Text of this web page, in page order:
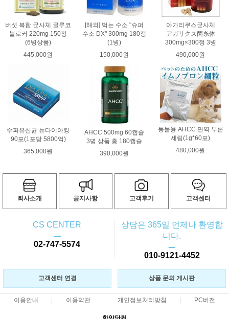
버섯 복합 균사체 글루코
블로커 220mg 150정
(6병상품)
445,000원
[해외] 먹는 수소 "슈퍼
수소 DX" 300mg 180정
(1병)
150,000원
아가리쿠스균사체
アガリクス菌糸体
300mg×300정 3병
490,000원
수퍼유산균 뉴다이아킹
90포(1포당 5800억)
365,000원
AHCC 500mg 60캡슐
3병 상품 총 180캡슐
390,000원
동물용 AHCC 면역 부론
세립(1g*60포)
480,000원
회사소개 공지사항 고객후기 고객센터
CS CENTER
ㅡ
02-747-5574
상담은 365일 언제나 환영합
니다.
ㅡ
010-9121-4452
고객센터 연결 상품 문의 게시판
이용안내 이용약관 개인정보처리방침 PC버전